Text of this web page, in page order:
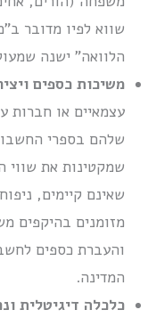
שווא לפיו מדובר
הלוואה” ישנה
משיכות כספים
עצמאיים או חברות
שלהם בספרי
שמקטינות את שווי
שאינם קיימים,
מזומנים בהיקפים
והעברת כספים
המדינה.
כלכלה דיגיטלית